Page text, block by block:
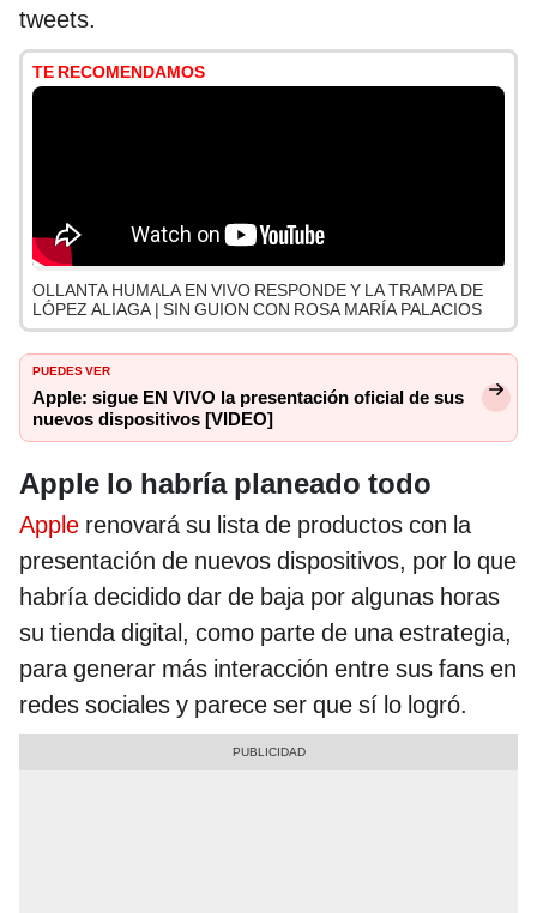
tweets.
TE RECOMENDAMOS
OLLANTA HUMALA EN VIVO RESPONDE Y LA TRAMPA DE
LÓPEZ ALIAGA | SIN GUION CON ROSA MARÍA PALACIOS
PUEDES VER
Apple: sigue EN VIVO la presentación oficial de sus
nuevos dispositivos [VIDEO]
Apple lo habría planeado todo
Apple renovará su lista de productos con la
presentación de nuevos dispositivos, por lo que
habría decidido dar de baja por algunas horas
su tienda digital, como parte de una estrategia,
para generar más interacción entre sus fans en
redes sociales y parece ser que sí lo logró.